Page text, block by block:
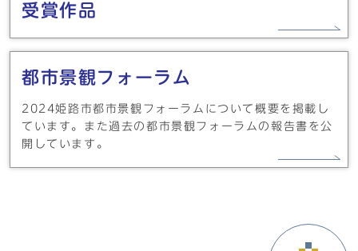
受賞作品
都市景観フォーラム
2024姫路市都市景観フォーラムについて概要を掲載し
ています。また過去の都市景観フォーラムの報告書を公
開しています。